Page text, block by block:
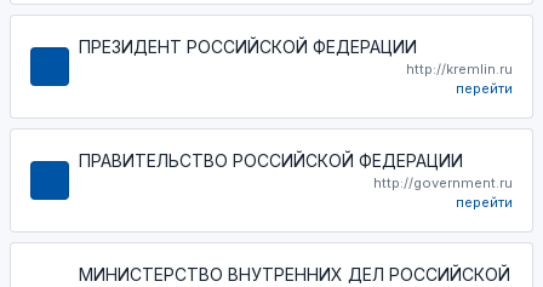
ПРЕЗИДЕНТ РОССИЙСКОЙ ФЕДЕРАЦИИ
http://kremlin.ru
перейти
ПРАВИТЕЛЬСТВО РОССИЙСКОЙ ФЕДЕРАЦИИ
http://government.ru
перейти
МИНИСТЕРСТВО ВНУТРЕННИХ ДЕЛ РОССИЙСКОЙ